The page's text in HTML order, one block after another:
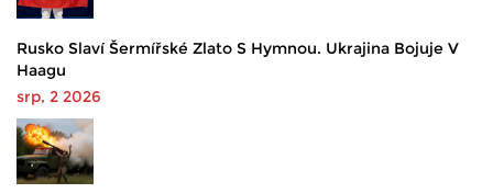
Rusko Slaví Šermířské Zlato S Hymnou. Ukrajina Bojuje V
Haagu
srp, 2 2026